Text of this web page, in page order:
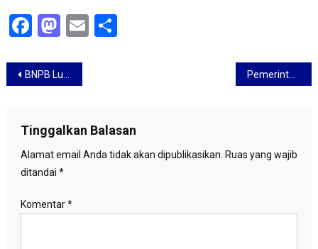
Facebook
Mastodon
EmailShare
Navigasi
BNPB Luncurkan Uji Coba Layanan Kebencanaan Operasional Call Center 24 Jam Pemerintah Didesak Antisipasi Penyebaran Virus Corona
Tinggalkan Balasan
Alamat email Anda tidak akan dipublikasikan. Ruas yang wajib
ditandai *
Komentar*